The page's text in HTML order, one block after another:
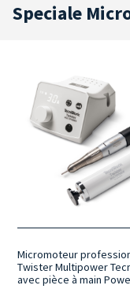
Speciale
Micromoteur
Twister Multipower
avec pièce à main